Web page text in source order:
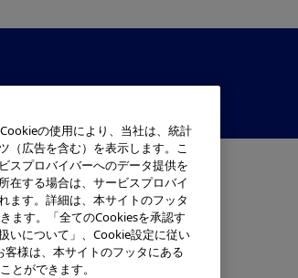
の使用により、当社は、統計
（広告を含む）を表示します。こ
スプロバイバーへのデータ提供を
在する場合は、サービスプロバイ
ます。詳細は、本サイトのフッタ
ます。「全てのCookiesを承認す
いについて」、Cookie設定に従い
様は、本サイトのフッタにある
とができます。